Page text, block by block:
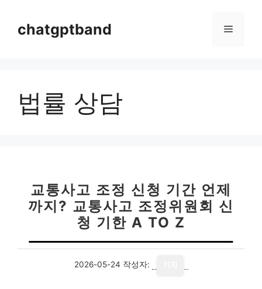
chatgptband 메
법률 상담
교통사고 조정 신청 기간 언제
까지? 교통사고 조정위원회 신
청 기한 A TO Z
2026-05-24 작성자: